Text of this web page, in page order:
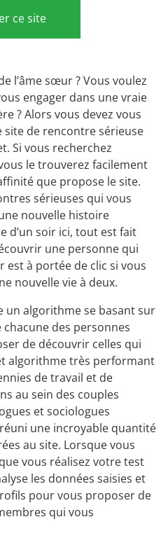
ce site
l’âme sœur ? Vous voulez
engager dans une vraie
? Alors vous devez vous
site de rencontre sérieuse
Si vous recherchez
le trouverez facilement
que propose le site.
sérieuses qui vous
nouvelle histoire
d’un soir ici, tout est fait
une personne qui
est à portée de clic si vous
nouvelle vie à deux.
un algorithme se basant sur
chacune des personnes
de découvrir celles qui
algorithme très performant
de travail et de
au sein des couples
et sociologues
une incroyable quantité
au site. Lorsque vous
vous réalisez votre test
les données saisies et
pour vous proposer de
qui vous